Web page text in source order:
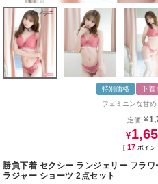
特別価格
下着
フェミニンな甘
定価 ¥
¥
[ 17 ポイン
勝負下着 セクシー ランジェリー フラ
ラジャー ショーツ 2点セット